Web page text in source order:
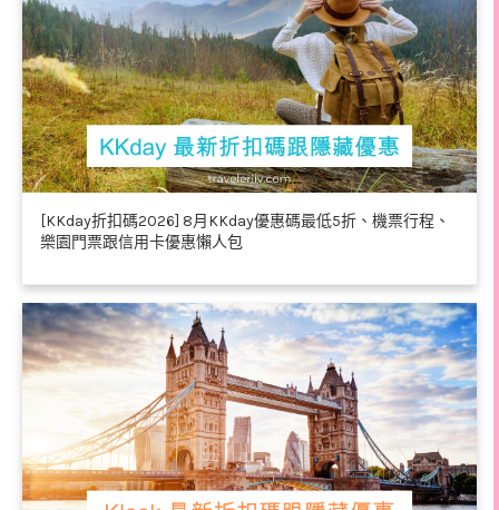
[KKday折扣碼2026] 8月KKday優惠碼最低5折、機票行程、
樂園門票跟信用卡優惠懶人包